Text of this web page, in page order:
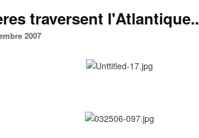
traversent l'Atlantique..
2007